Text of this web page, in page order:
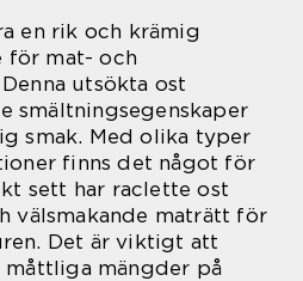
en rik och krämig
för mat- och
utsökta ost
smältningsegenskaper
smak. Med olika typer
finns det något för
sett har raclette ost
välsmakande maträtt för
Det är viktigt att
måttliga mängder på